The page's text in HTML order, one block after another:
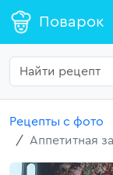
Поварок
Рецепты с фото
Аппетитная